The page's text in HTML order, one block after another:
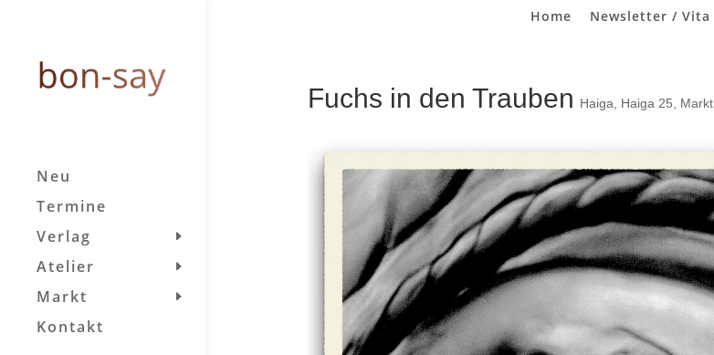
Home Newsletter / Vita
Neu
Termine
Verlag
Atelier
Markt
Kontakt
Fuchs in den Trauben Haiga Haiga 25 Markt